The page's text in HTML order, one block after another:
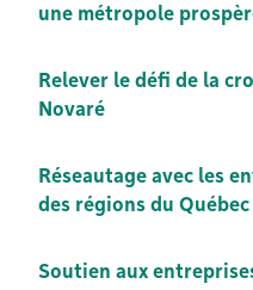
une métropole
Relever le défi de la
Novaré
Réseautage avec les
des régions du Québec
Soutien aux